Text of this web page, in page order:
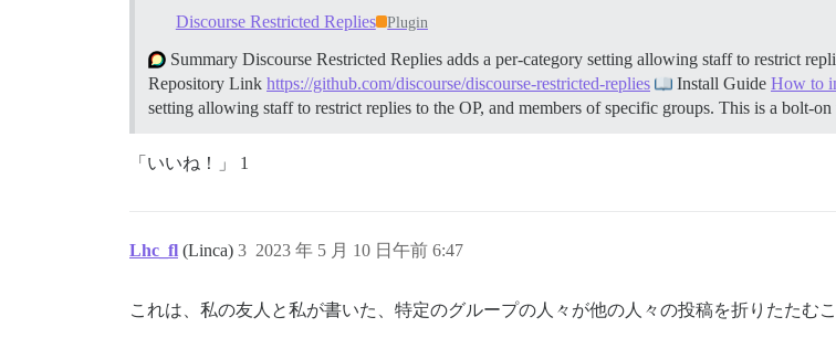
Discourse Restricted Replies Plugin
Summary Discourse Restricted Replies adds a per-category setting allowing staff to restrict
Repository Link https://github.com/discourse/discourse-restricted-replies Install Guide How to
setting allowing staff to restrict replies to the OP, and members of specific groups. This is a bolt-
「いいね！」 1
Lhc_fl (Linca) 2023 年 5 月 10 日午前 6:47
3
これは、私の友人と私が書いた、特定のグループの人々が他の人々の投稿を折りたたむ